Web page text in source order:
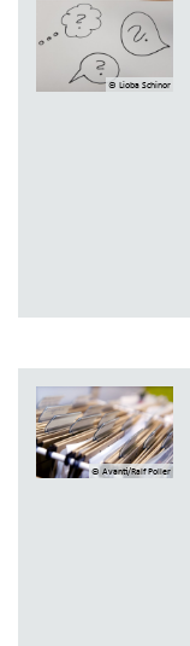
© Lioba Schinor
© Avanti/Ralf Poller